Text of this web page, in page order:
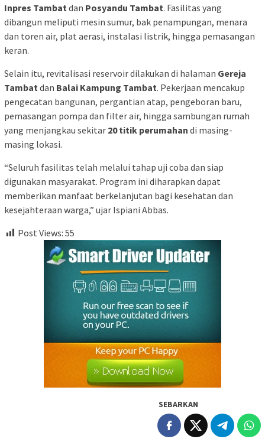
Inpres Tambat dan Posyandu Tambat. Fasilitas yang
dibangun meliputi mesin sumur, bak penampungan, menara
dan toren air, plat aerasi, instalasi listrik, hingga pemasangan
keran.
Selain itu, revitalisasi reservoir dilakukan di halaman Gereja
Tambat dan Balai Kampung Tambat. Pekerjaan mencakup
pengecatan bangunan, pergantian atap, pengeboran baru,
pemasangan pompa dan filter air, hingga sambungan rumah
yang menjangkau sekitar 20 titik perumahan di masing-
masing lokasi.
“Seluruh fasilitas telah melalui tahap uji coba dan siap
digunakan masyarakat. Program ini diharapkan dapat
memberikan manfaat berkelanjutan bagi kesehatan dan
kesejahteraan warga,” ujar Ispiani Abbas.
Post Views: 55
SEBARKAN